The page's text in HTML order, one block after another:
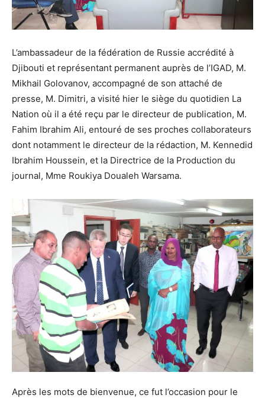
L’ambassadeur de la fédération de Russie accrédité à
Djibouti et représentant permanent auprès de l’IGAD, M.
Mikhail Golovanov, accompagné de son attaché de
presse, M. Dimitri, a visité hier le siège du quotidien La
Nation où il a été reçu par le directeur de publication, M.
Fahim Ibrahim Ali, entouré de ses proches collaborateurs
dont notamment le directeur de la rédaction, M. Kennedid
Ibrahim Houssein, et la Directrice de la Production du
journal, Mme Roukiya Doualeh Warsama.
Après les mots de bienvenue, ce fut l’occasion pour le